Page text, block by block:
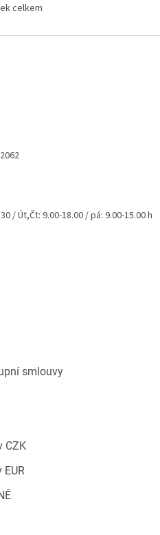
O
l
k
p
celkem
/ Út,Čt: 9.00-18.00 / pá: 9.00-15.00 h
smlouvy
CZK
EUR